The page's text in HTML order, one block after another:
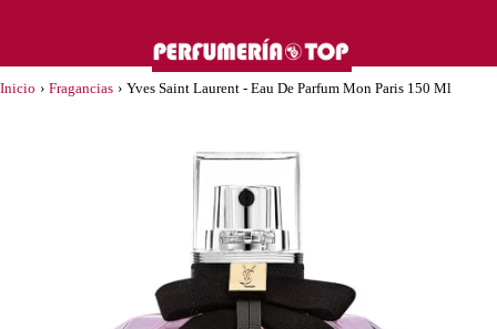
Inicio › Fragancias › Yves Saint Laurent - Eau De Parfum Mon Paris 150 Ml